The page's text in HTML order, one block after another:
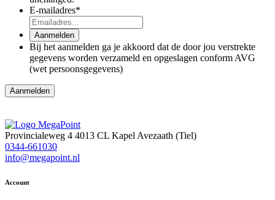
E-mailadres*
Aanmelden
Bij het aanmelden ga je akkoord dat de door jou verstrekte
gegevens worden verzameld en opgeslagen conform AVG
(wet persoonsgegevens)
Aanmelden
Provincialeweg 4 4013 CL Kapel Avezaath (Tiel)
0344-661030
info@megapoint.nl
Account